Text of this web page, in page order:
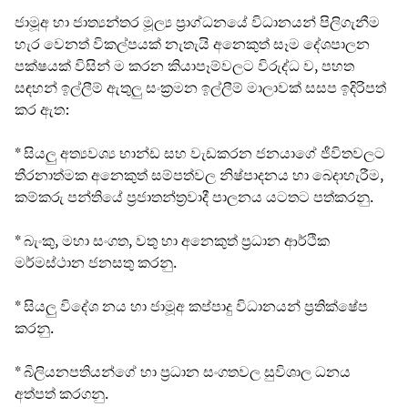
ජාමූඅ හා ජාත්‍යන්තර මූල්‍ය ප්‍රාග්ධනයේ විධානයන් පිලිගැනීම
හැර වෙනත් විකල්පයක් නැතැයි අනෙකුත් සෑම දේශපාලන
පක්ෂයක් විසින් ම කරන කියාපෑම්වලට විරුද්ධ ව, පහත
සඳහන් ඉල්ලීම් ඇතුලු සංක්‍රමන ඉල්ලීම් මාලාවක් සසප ඉදිරිපත්
කර ඇත:
* සියලු අත්‍යවශ්‍ය භාන්ඩ සහ වැඩකරන ජනයාගේ ජීවිතවලට
තීරනාත්මක අනෙකුත් සම්පත්වල නිෂ්පාදනය හා බෙදාහැරීම,
කම්කරු පන්තියේ ප්‍රජාතන්ත්‍රවාදී පාලනය යටතට පත්කරනු.
* බැංකු, මහා සංගත, වතු හා අනෙකුත් ප්‍රධාන ආර්ථික
මර්මස්ථාන ජනසතු කරනු.
* සියලු විදේශ නය හා ජාමූඅ කප්පාදු විධානයන් ප්‍රතික්ෂේප
කරනු.
* බිලියනපතියන්ගේ හා ප්‍රධාන සංගතවල සුවිශාල ධනය
අත්පත් කරගනු.